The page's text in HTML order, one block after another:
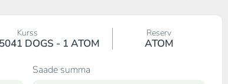
Kurss
DOGS - 1 ATOM
Reserv
ATOM
Saade summa